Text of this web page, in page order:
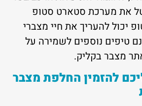
את מערכת סטארט סטופ
יכול להעריך את חיי מצברי
טיפים נוספים לשמירה על
מצבר בקליק.
להזמין החלפת מצבר